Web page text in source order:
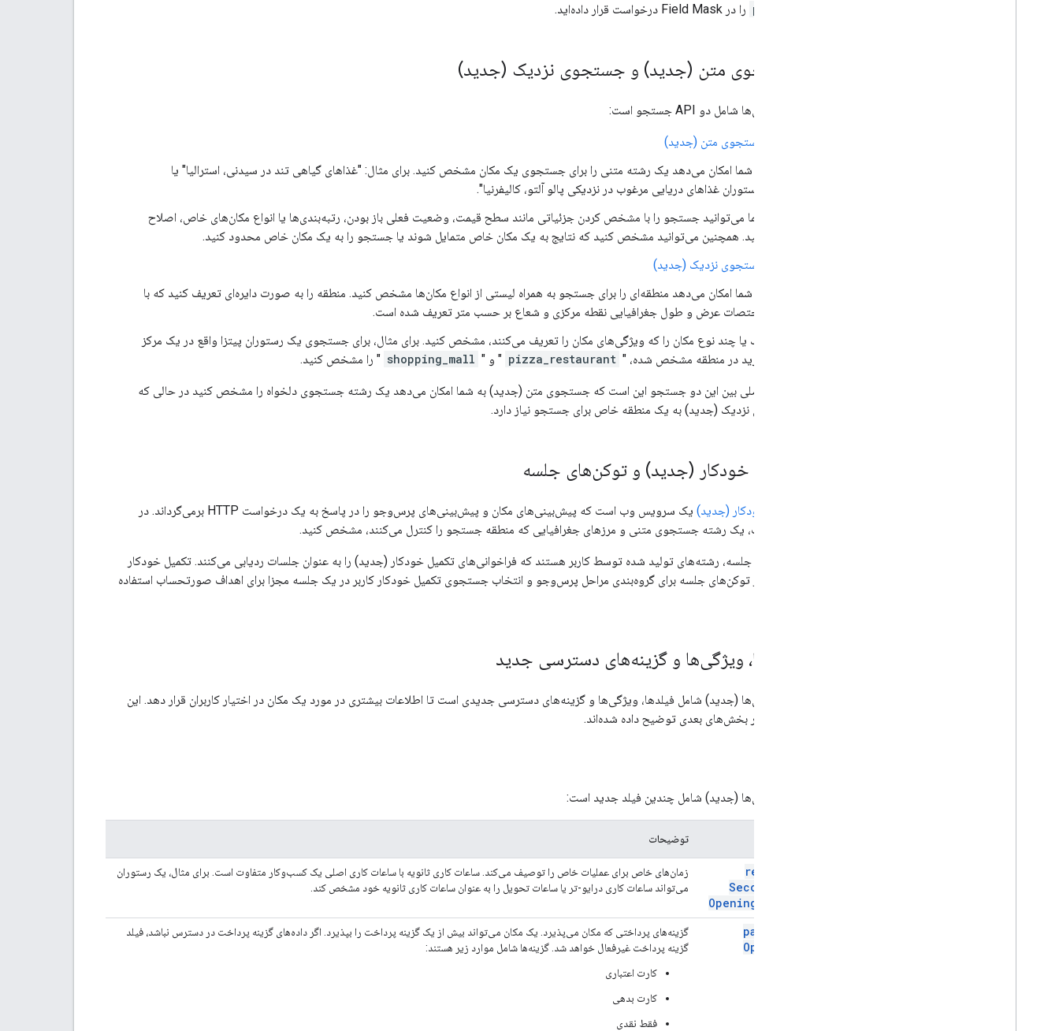
photos را در Field Mask درخواست قرار داده‌اید.
جستجوی متن (جدید) و جستجوی نزدیک (جدید)
جستجوی متن (جدید)
به شما امکان می‌دهد یک رشته متنی را برای جستجوی یک مکان مشخص کنید. برای مثال: "غذاهای گیاهی تند در سیدنی، استرالیا" یا
"رستوران غذاهای دریایی مرغوب در نزدیکی پالو آلتو، کالیفرنیا".
شما می‌توانید جستجو را با مشخص کردن جزئیاتی مانند سطح قیمت، وضعیت فعلی باز بودن، رتبه‌بندی‌ها یا انواع مکان‌های خاص، اصلاح
کنید. همچنین می‌توانید مشخص کنید که نتایج به یک مکان خاص متمایل شوند یا جستجو را به یک مکان خاص محدود کنید.
جستجوی نزدیک (جدید)
به شما امکان می‌دهد منطقه‌ای را برای جستجو به همراه لیستی از انواع مکان‌ها مشخص کنید. منطقه را به صورت دایره‌ای تعریف کنید که با
مختصات عرض و طول جغرافیایی نقطه مرکزی و شعاع بر حسب متر تعریف شده است.
یک یا چند نوع مکان را که ویژگی‌های مکان را تعریف می‌کنند، مشخص کنید. برای مثال، برای جستجوی یک رستوران پیتزا واقع در یک مرکز
خرید در منطقه مشخص شده، " pizza_restaurant " و " shopping_mall " را مشخص کنید.
تفاوت اصلی بین این دو جستجو این است که جستجوی متن (جدید) به شما امکان می‌دهد یک رشته جستجوی دلخواه را مشخص کنید در حالی که
جستجوی نزدیک (جدید) به یک منطقه خاص برای جستجو نیاز دارد.
تکمیل خودکار (جدید) و توکن‌های جلسه
تکمیل خودکار (جدید)
یک سرویس وب است که پیش‌بینی‌های مکان و پیش‌بینی‌های پرس‌وجو را در پاسخ به یک درخواست HTTP برمی‌گرداند. در
درخواست، یک رشته جستجوی متنی و مرزهای جغرافیایی که منطقه جستجو را کنترل می‌کنند، مشخص کنید.
توکن‌های جلسه، رشته‌های تولید شده توسط کاربر هستند که فراخوانی‌های تکمیل خودکار (جدید) را به عنوان جلسات ردیابی می‌کنند. تکمیل خودکار
(جدید) از توکن‌های جلسه برای گروه‌بندی مراحل پرس‌وجو و انتخاب جستجوی تکمیل خودکار کاربر در یک جلسه مجزا برای اهداف صورتحساب استفاده
فیلدها، ویژگی‌ها و گزینه‌های دسترسی جدید
API مکان‌ها (جدید) شامل فیلدها، ویژگی‌ها و گزینه‌های دسترسی جدیدی است تا اطلاعات بیشتری در مورد یک مکان در اختیار کاربران قرار دهد. این
جنبه‌ها در بخش‌های بعدی توضیح داده شده‌اند.
توضیحات
regular
Secondary
Opening
زمان‌های خاص برای عملیات خاص را توصیف می‌کند. ساعات کاری ثانویه با ساعات کاری اصلی یک کسب‌وکار متفاوت است. برای مثال، یک رستوران
می‌تواند ساعات کاری درایو-تر یا ساعات تحویل را به عنوان ساعات کاری ثانویه خود مشخص کند.
payment
Options
گزینه‌های پرداختی که مکان می‌پذیرد. یک مکان می‌تواند بیش از یک گزینه پرداخت را بپذیرد. اگر داده‌های گزینه پرداخت در دسترس نباشد، فیلد
گزینه پرداخت غیرفعال خواهد شد. گزینه‌ها شامل موارد زیر هستند:
کارت اعتباری
کارت بدهی
فقط نقدی